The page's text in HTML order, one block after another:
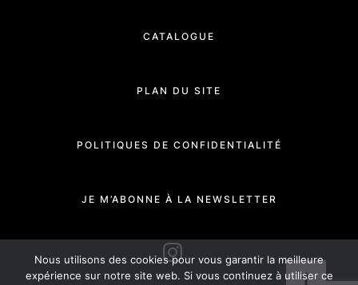
CATALOGUE
PLAN DU SITE
POLITIQUES DE CONFIDENTIALITÉ
JE M’ABONNE À LA NEWSLETTER
Nous utilisons des cookies pour vous garantir la meilleure
expérience sur notre site web. Si vous continuez à utiliser ce